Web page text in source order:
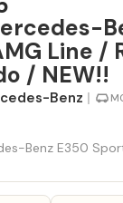
Line /
/ NEW!!
Benz |
Benz E350